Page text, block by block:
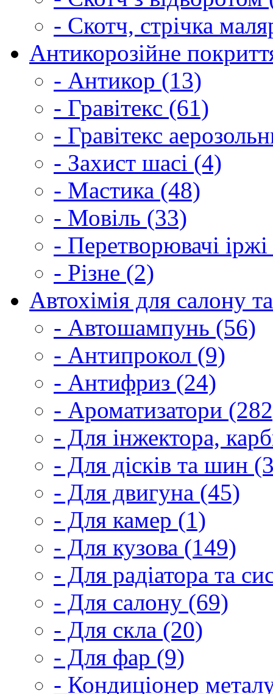
- Скотч, стрічка
Антикорозійне
- Антикор (13)
- Гравітекс (61)
- Гравітекс
- Захист шасі (4)
- Мастика (48)
- Мовіль (33)
- Перетворювачі
- Різне (2)
Автохімія для салону
- Автошампунь (56)
- Антипрокол (9)
- Антифриз (24)
- Ароматизатори
- Для інжектора,
- Для дісків та шин
- Для двигуна (45)
- Для камер (1)
- Для кузова (149)
- Для радіатора та
- Для салону (69)
- Для скла (20)
- Для фар (9)
- Кондиціонер